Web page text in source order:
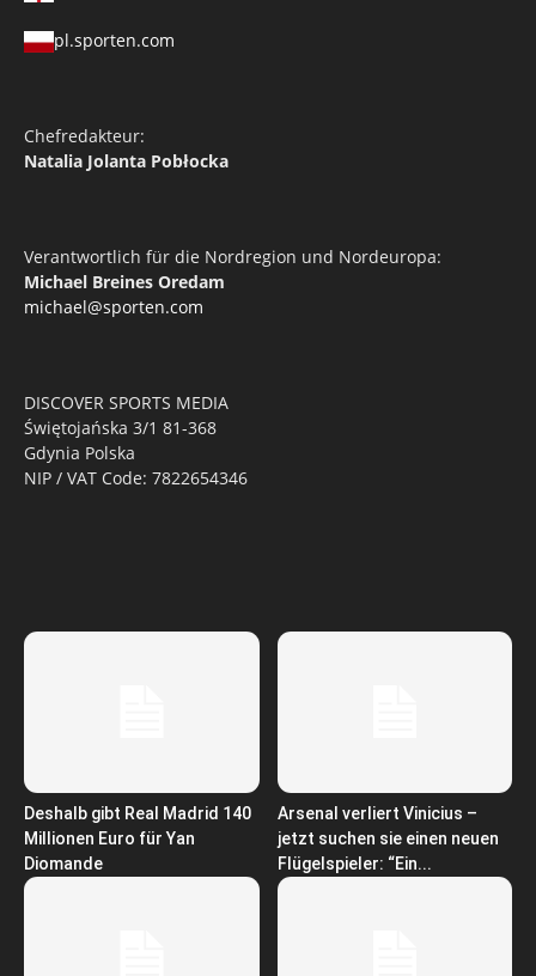
pl.sporten.com
Chefredakteur:
Natalia Jolanta Pobłocka
Verantwortlich für die Nordregion und Nordeuropa:
Michael Breines Oredam
michael@sporten.com
DISCOVER SPORTS MEDIA
Świętojańska 3/1 81-368
Gdynia Polska
NIP / VAT Code: 7822654346
Deshalb gibt Real Madrid 140
Millionen Euro für Yan
Diomande
Arsenal verliert Vinicius –
jetzt suchen sie einen neuen
Flügelspieler: “Ein...